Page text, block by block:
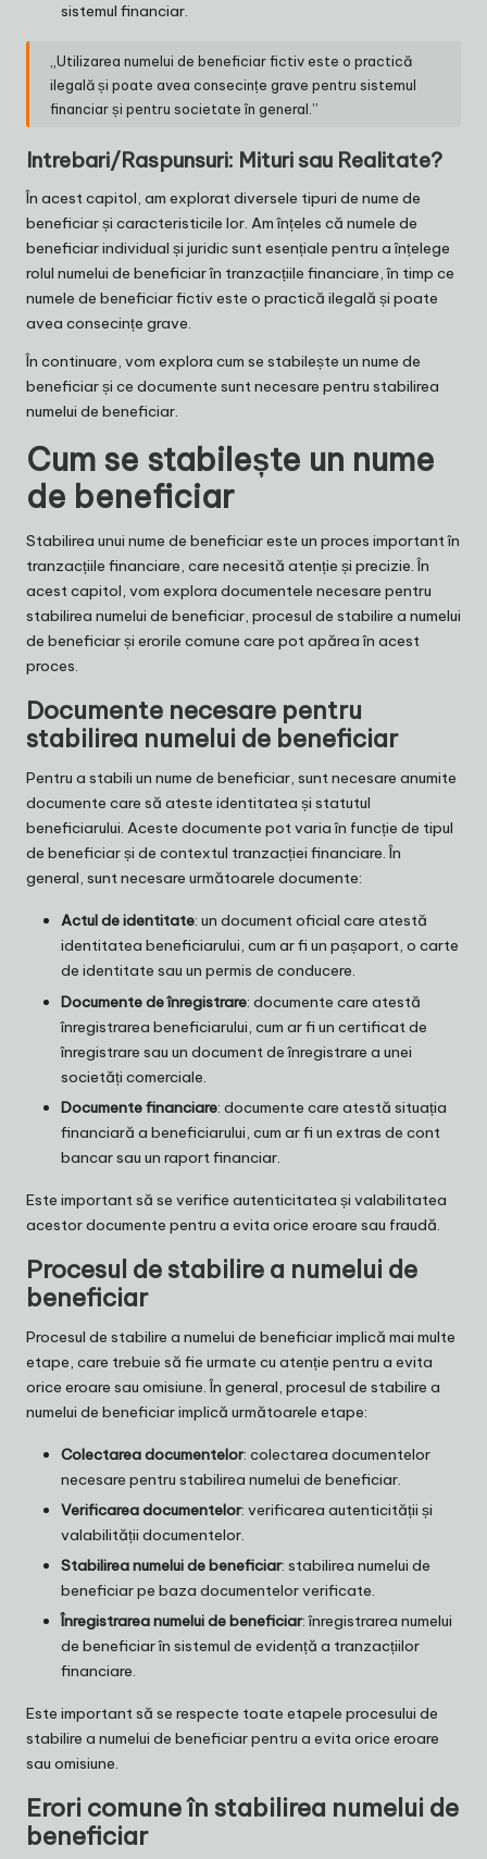
sistemul financiar.
„Utilizarea numelui de beneficiar fictiv este o practică
ilegală și poate avea consecințe grave pentru sistemul
financiar și pentru societate în general.”
Intrebari/Raspunsuri: Mituri sau Realitate?
În acest capitol, am explorat diversele tipuri de nume de
beneficiar și caracteristicile lor. Am înțeles că numele de
beneficiar individual și juridic sunt esențiale pentru a înțelege
rolul numelui de beneficiar în tranzacțiile financiare, în timp ce
numele de beneficiar fictiv este o practică ilegală și poate
avea consecințe grave.
În continuare, vom explora cum se stabilește un nume de
beneficiar și ce documente sunt necesare pentru stabilirea
numelui de beneficiar.
Cum se stabilește un nume
de beneficiar
Stabilirea unui nume de beneficiar este un proces important în
tranzacțiile financiare, care necesită atenție și precizie. În
acest capitol, vom explora documentele necesare pentru
stabilirea numelui de beneficiar, procesul de stabilire a numelui
de beneficiar și erorile comune care pot apărea în acest
proces.
Documente necesare pentru
stabilirea numelui de beneficiar
Pentru a stabili un nume de beneficiar, sunt necesare anumite
documente care să ateste identitatea și statutul
beneficiarului. Aceste documente pot varia în funcție de tipul
de beneficiar și de contextul tranzacției financiare. În
general, sunt necesare următoarele documente:
Actul de identitate: un document oficial care atestă
identitatea beneficiarului, cum ar fi un pașaport, o carte
de identitate sau un permis de conducere.
Documente de înregistrare: documente care atestă
înregistrarea beneficiarului, cum ar fi un certificat de
înregistrare sau un document de înregistrare a unei
societăți comerciale.
Documente financiare: documente care atestă situația
financiară a beneficiarului, cum ar fi un extras de cont
bancar sau un raport financiar.
Este important să se verifice autenticitatea și valabilitatea
acestor documente pentru a evita orice eroare sau fraudă.
Procesul de stabilire a numelui de
beneficiar
Procesul de stabilire a numelui de beneficiar implică mai multe
etape, care trebuie să fie urmate cu atenție pentru a evita
orice eroare sau omisiune. În general, procesul de stabilire a
numelui de beneficiar implică următoarele etape:
Colectarea documentelor: colectarea documentelor
necesare pentru stabilirea numelui de beneficiar.
Verificarea documentelor: verificarea autenticității și
valabilității documentelor.
Stabilirea numelui de beneficiar: stabilirea numelui de
beneficiar pe baza documentelor verificate.
Înregistrarea numelui de beneficiar: înregistrarea numelui
de beneficiar în sistemul de evidență a tranzacțiilor
financiare.
Este important să se respecte toate etapele procesului de
stabilire a numelui de beneficiar pentru a evita orice eroare
sau omisiune.
Erori comune în stabilirea numelui de
beneficiar